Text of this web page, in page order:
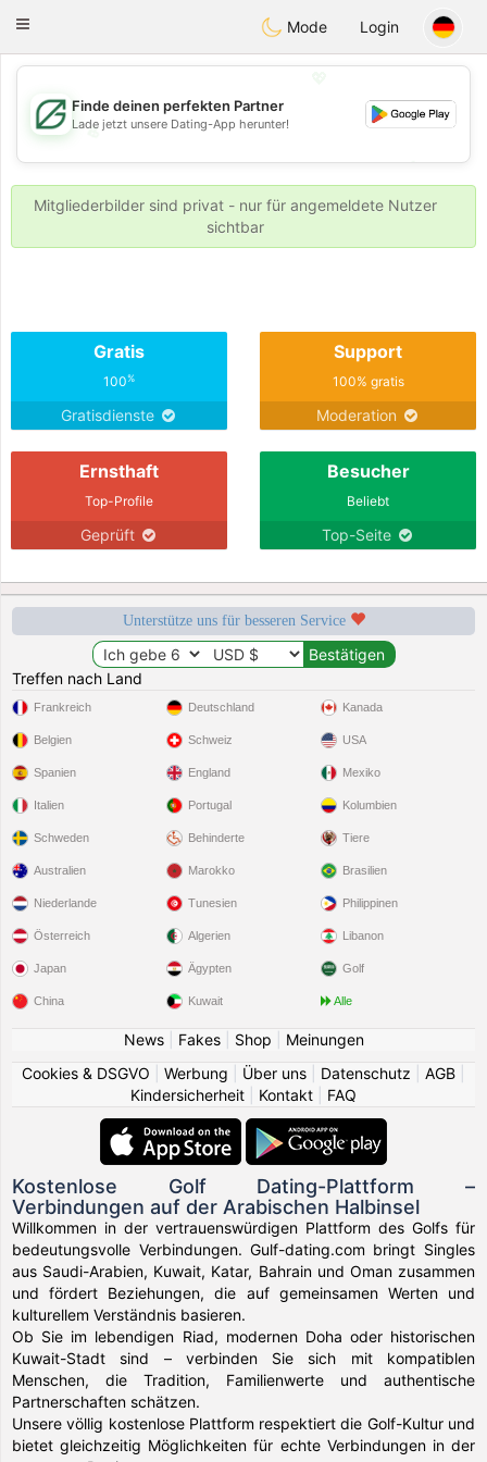
Dating
Toggle
Mode Login
💖
💕
💕
Finde deinen perfekten Partner
Lade jetzt unsere Dating-App herunter!
Mitgliederbilder sind privat - nur für angemeldete Nutzer
sichtbar
Gratis
100%
Gratisdienste
Support
100% gratis
Moderation
Ernsthaft
Top-Profile
Geprüft
Besucher
Beliebt
Top-Seite
Unterstütze uns für besseren Service
Treffen nach Land
Frankreich
Belgien
Spanien
Italien
Schweden
Deutschland
Schweiz
England
Portugal
Behinderte
Kanada
USA
Mexiko
Kolumbien
Tiere
Australien
Niederlande
Österreich
Japan
China
Marokko
Tunesien
Algerien
Ägypten
Kuwait
Brasilien
Philippinen
Libanon
Golf
Alle
News| Fakes| Shop
Meinungen
Cookies & DSGVO
Werbung Über uns Datenschutz AGB
Kindersicherheit
Kontakt FAQ
Kostenlose Golf Dating-Plattform –
Verbindungen auf der Arabischen Halbinsel
Willkommen in der vertrauenswürdigen Plattform des Golfs für
bedeutungsvolle Verbindungen. Gulf-dating.com bringt Singles
aus Saudi-Arabien, Kuwait, Katar, Bahrain und Oman zusammen
und fördert Beziehungen, die auf gemeinsamen Werten und
kulturellem Verständnis basieren.
Ob Sie im lebendigen Riad, modernen Doha oder historischen
Kuwait-Stadt sind – verbinden Sie sich mit kompatiblen
Menschen, die Tradition, Familienwerte und authentische
Partnerschaften schätzen.
Unsere völlig kostenlose Plattform respektiert die Golf-Kultur und
bietet gleichzeitig Möglichkeiten für echte Verbindungen in der